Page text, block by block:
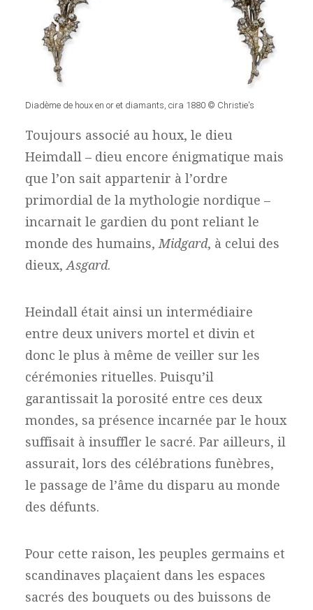
Diadème de houx en or et diamants, cira 1880 © Christie's
Toujours associé au houx, le dieu
Heimdall – dieu encore énigmatique mais
que l’on sait appartenir à l’ordre
primordial de la mythologie nordique –
incarnait le gardien du pont reliant le
monde des humains, Midgard, à celui des
dieux, Asgard.
Heindall était ainsi un intermédiaire
entre deux univers mortel et divin et
donc le plus à même de veiller sur les
cérémonies rituelles. Puisqu’il
garantissait la porosité entre ces deux
mondes, sa présence incarnée par le houx
suffisait à insuffler le sacré. Par ailleurs, il
assurait, lors des célébrations funèbres,
le passage de l’âme du disparu au monde
des défunts.
Pour cette raison, les peuples germains et
scandinaves plaçaient dans les espaces
sacrés des bouquets ou des buissons de